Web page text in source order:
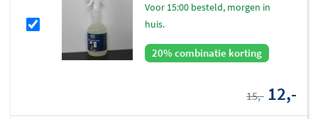
voor 15:00 besteld, morgen in
huis.
20% combinatie korting
15,- 12,-